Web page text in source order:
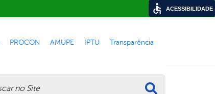
PROCON AMUPE IPTU Transparência
ACESSIBILIDADE